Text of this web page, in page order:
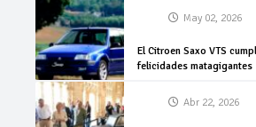
May 02, 2026
El Citroen Saxo VTS
felicidades matagigantes
Abr 22, 2026